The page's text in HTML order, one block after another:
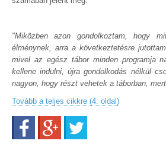
"Miközben azon gondolkoztam, hogy
élménynek, arra a következtetésre
mivel az egész tábor minden programja
kellene indulni, újra gondolkodás nélkül
nagyon, hogy részt vehetek a táborban,
Tovább a teljes cikkre (4. oldal)
FacebookGoogle+